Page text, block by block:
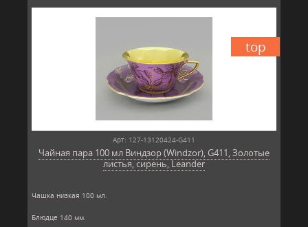
top
Арт: 127-13120424-G411
Чайная пара 100 мл Виндзор (Windzor), G411, Золотые
листья, сирень, Leander
Чашка низкая 100 мл.
Блюдце 140 мм.